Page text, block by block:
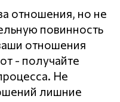
отношения, но не
повинность
отношения
- получайте
Не
лишние